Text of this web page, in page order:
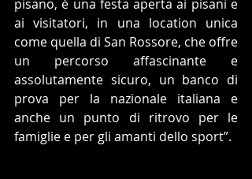
pisano, è una festa aperta ai pisani e
ai visitatori, in una location unica
come quella di San Rossore, che offre
un percorso affascinante e
assolutamente sicuro, un banco di
prova per la nazionale italiana e
anche un punto di ritrovo per le
famiglie e per gli amanti dello sport”.